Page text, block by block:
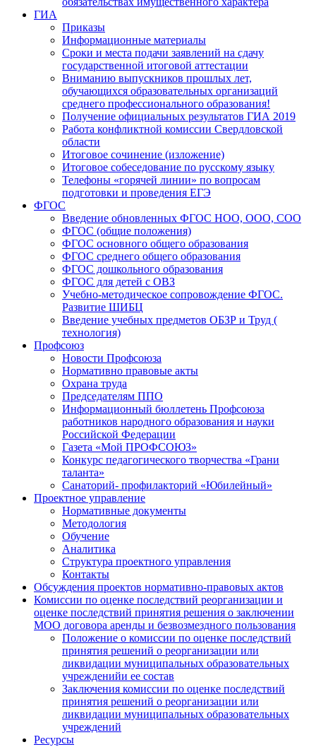
ГИА
Приказы
Информационные материалы
Сроки и места подачи заявлений на сдачу
государственной итоговой аттестации
Вниманию выпускников прошлых лет,
обучающихся образовательных организаций
среднего профессионального образования!
Получение официальных результатов ГИА 2019
Работа конфликтной комиссии Свердловской
области
Итоговое сочинение (изложение)
Итоговое собеседование по русскому языку
Телефоны «горячей линии» по вопросам
подготовки и проведения ЕГЭ
ФГОС
Введение обновленных ФГОС НОО, ООО, СОО
ФГОС (общие положения)
ФГОС основного общего образования
ФГОС среднего общего образования
ФГОС дошкольного образования
ФГОС для детей с ОВЗ
Учебно-методическое сопровождение ФГОС.
Развитие ШИБЦ
Введение учебных предметов ОБЗР и Труд (
технология)
Профсоюз
Новости Профсоюза
Нормативно правовые акты
Охрана труда
Председателям ППО
Информационный бюллетень Профсоюза
работников народного образования и науки
Российской Федерации
Газета «Мой ПРОФСОЮЗ»
Конкурс педагогического творчества «Грани
таланта»
Санаторий- профилакторий «Юбилейный»
Проектное управление
Нормативные документы
Методология
Обучение
Аналитика
Структура проектного управления
Контакты
Обсуждения проектов нормативно-правовых актов
Комиссии по оценке последствий реорганизации и
оценке последствий принятия решения о заключении
МОО договора аренды и безвозмездного пользования
Положение о комиссии по оценке последствий
принятия решений о реорганизации или
ликвидации муниципальных образовательных
учрежденийи ее состав
Заключения комиссии по оценке последствий
принятия решений о реорганизации или
ликвидации муниципальных образовательных
учреждений
Ресурсы